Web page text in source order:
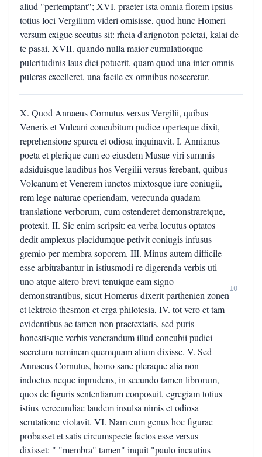
aliud "pertemptant"; XVI. praeter ista omnia florem ipsius
totius loci Vergilium videri omisisse, quod hunc Homeri
versum exigue secutus sit: rheia d'arignoton peletai, kalai de
te pasai, XVII. quando nulla maior cumulatiorque
pulcritudinis laus dici potuerit, quam quod una inter omnis
pulcras excelleret, una facile ex omnibus nosceretur.
X. Quod Annaeus Cornutus versus Vergilii, quibus
Veneris et Vulcani concubitum pudice operteque dixit,
reprehensione spurca et odiosa inquinavit. I. Annianus
poeta et plerique cum eo eiusdem Musae viri summis
adsiduisque laudibus hos Vergilii versus ferebant, quibus
Volcanum et Venerem iunctos mixtosque iure coniugii,
rem lege naturae operiendam, verecunda quadam
translatione verborum, cum ostenderet demonstraretque,
protexit. II. Sic enim scripsit: ea verba locutus optatos
dedit amplexus placidumque petivit coniugis infusus
gremio per membra soporem. III. Minus autem difficile
esse arbitrabantur in istiusmodi re digerenda verbis uti
uno atque altero brevi tenuique eam signo
demonstrantibus, sicut Homerus dixerit parthenien zonen
et lektroio thesmon et erga philotesia, IV. tot vero et tam
evidentibus ac tamen non praetextatis, sed puris
honestisque verbis venerandum illud concubii pudici
secretum neminem quemquam alium dixisse. V. Sed
Annaeus Cornutus, homo sane pleraque alia non
indoctus neque inprudens, in secundo tamen librorum,
quos de figuris sententiarum conposuit, egregiam totius
istius verecundiae laudem insulsa nimis et odiosa
scrutatione violavit. VI. Nam cum genus hoc figurae
probasset et satis circumspecte factos esse versus
dixisset: " "membra" tamen" inquit "paulo incautius
10